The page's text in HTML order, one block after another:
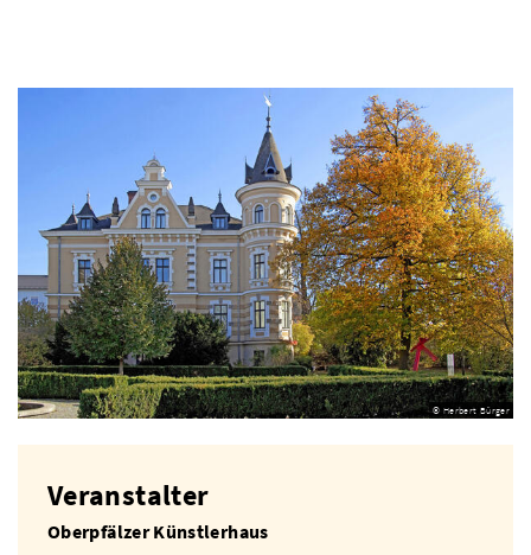
© Herbert Bürger
Veranstalter
Oberpfälzer Künstlerhaus